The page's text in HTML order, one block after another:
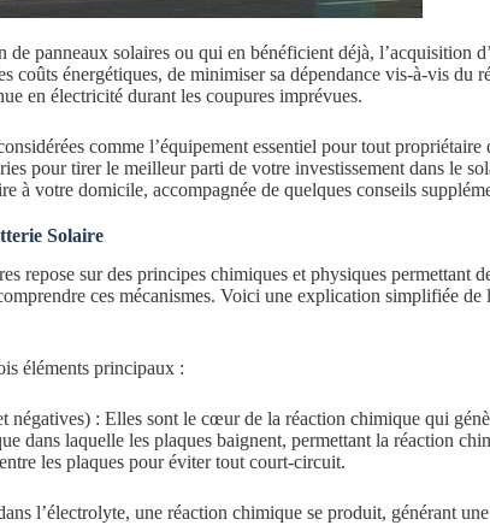
panneaux solaires ou qui en bénéficient déjà, l’acquisition
coûts énergétiques, de minimiser sa dépendance vis-à-vis
en électricité durant les coupures imprévues.
comme l’équipement essentiel pour tout
pour tirer le meilleur parti de votre investissement dans le
à votre domicile, accompagnée de quelques conseils
Solaire
repose sur des principes chimiques et physiques
ces mécanismes. Voici une explication simplifiée
éléments principaux :
négatives) : Elles sont le cœur de la réaction chimique qui
dans laquelle les plaques baignent, permettant la réaction
les plaques pour éviter tout court-circuit.
l’électrolyte, une réaction chimique se produit, générant